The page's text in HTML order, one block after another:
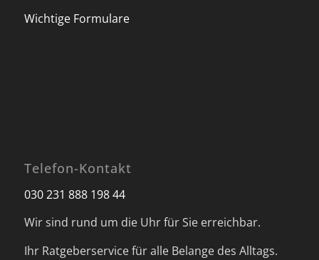
Wichtige Formulare
Telefon-Kontakt
030 231 888 198 44
Wir sind rund um die Uhr für Sie erreichbar.
Ihr Ratgeberservice für alle Belange des Alltags.